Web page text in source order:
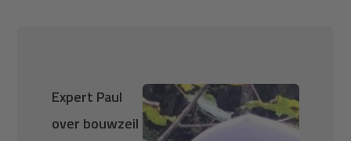
Expert Paul
over bouwzeil